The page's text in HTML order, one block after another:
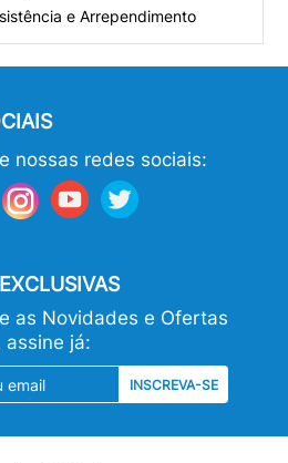
e Arrependimento
nossas redes sociais:
as Novidades e Ofertas
assine já:
INSCREVA-SE